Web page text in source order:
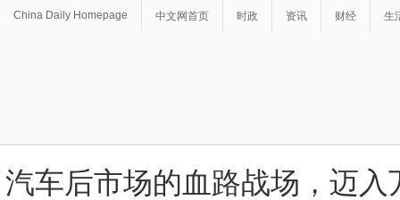
China Daily Homepage 中文网首页 时政 资讯 财经 生
汽车后市场的血路战场，迈入